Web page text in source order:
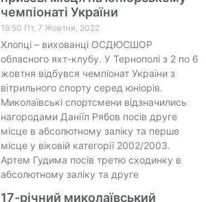
чемпіонаті України
19:50 Пт, 7 Жовтня, 2022
Хлопці – вихованці ОСДЮСШОР
обласного яхт-клубу. У Тернополі з 2 по 6
жовтня відбувся чемпіонат України з
вітрильного спорту серед юніорів.
Миколаївські спортсмени відзначились
нагородами Даніїл Рябов посів друге
місце в абсолютному заліку та перше
місце у віковій категорії 2002/2003.
Артем Гудима посів третю сходинку в
абсолютному заліку та друге
17-річний миколаївський